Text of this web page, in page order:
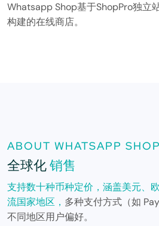
Whatsapp Shop基于ShopPro独立
构建的在线商店。
ABOUT WHATSAPP SHOP
全球化销售
支持数十种币种定价，涵盖美元、
流国家地区， 多种支付方式（如
不同地区用户偏好。